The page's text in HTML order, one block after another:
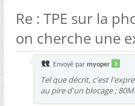
Re : TPE sur la
on cherche une
Envoyé par myoper
Tel que décrit, c'est
au pire d'un blocage ;